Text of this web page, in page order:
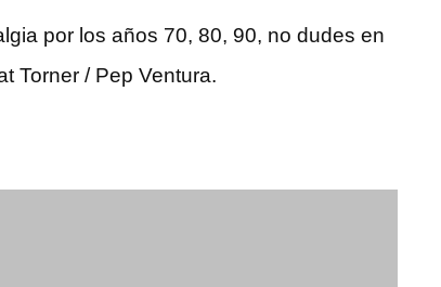
por los años 70, 80, 90, no dudes en
Torner / Pep Ventura.